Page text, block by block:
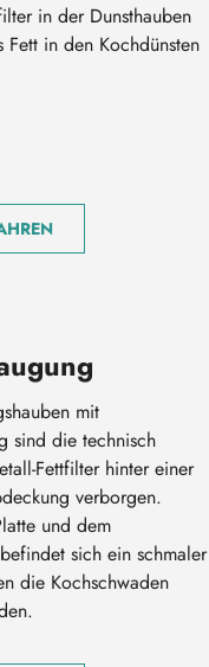
in der Dunsthauben
Fett in den Kochdünsten
mit
sind die technisch
Fettfilter hinter einer
verborgen.
und dem
sich ein schmaler
die Kochschwaden